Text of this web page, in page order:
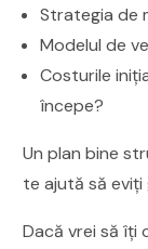
Strategia de
Modelul de
Costurile
începe?
Un plan bine
te ajută să
Dacă vrei să îți